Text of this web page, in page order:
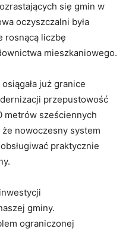
się gmin w
oczyszczalni była
rosnącą liczbę
mieszkaniowego.
już granice
przepustowość
metrów sześciennych
nowoczesny system
praktycznie
gminy.
ograniczonej